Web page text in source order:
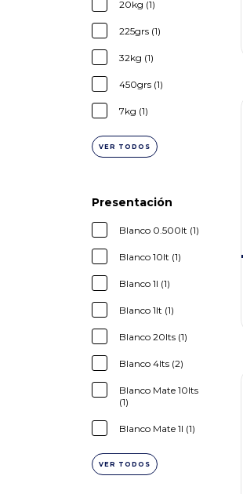
20kg (1)
225grs (1)
32kg (1)
450grs (1)
7kg (1)
VER TODOS
Presentación
Blanco 0.500lt (1)
Blanco 10lt (1)
Blanco 1l (1)
Blanco 1lt (1)
Blanco 20lts (1)
Blanco 4lts (2)
Blanco Mate 10lts
(1)
Blanco Mate 1l (1)
VER TODOS